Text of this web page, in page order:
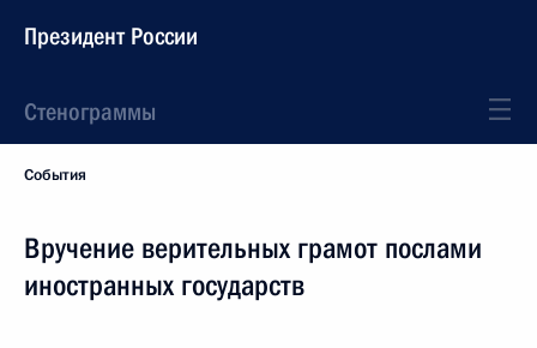
Президент России
Стенограммы
События
Вручение верительных грамот послами
иностранных государств